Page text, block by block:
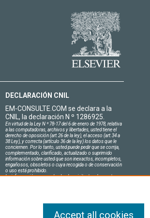
DECLARACIÓN CNIL
EM-CONSULTE.COM se declara a la
CNIL, la declaración N º 1286925.
En virtud de la Ley N º 78-17 del 6 de enero de 1978, relativa
a las computadoras, archivos y libertades, usted tiene el
derecho de oposición (art.26 de la ley), el acceso (art.34 a
38 Ley), y correcta (artículo 36 de la ley) los datos que le
conciernen. Por lo tanto, usted puede pedir que se corrija,
complementado, clarificado, actualizado o suprimido
información sobre usted que son inexactos, incompletos,
engañosos, obsoletos o cuya recogida o de conservación
o uso está prohibido.
La información personal sobre los visitantes de nuestro
Accept all cookies